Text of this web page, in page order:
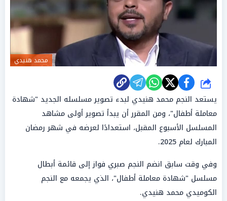
محمد هنيدي
شارك
يستعد النجم محمد هنيدي لبدء تصوير مسلسله الجديد "شهادة
معاملة أطفال"، ومن المقرر أن يبدأ تصوير أولى مشاهد
المسلسل الأسبوع المقبل، استعدادًا لعرضه في شهر رمضان
المبارك لعام 2025.
وفي وقت سابق انضم النجم صبري فواز إلى قائمة أبطال
مسلسل "شهادة معاملة أطفال"، الذي يجمعه مع النجم
الكوميدي محمد هنيدي.